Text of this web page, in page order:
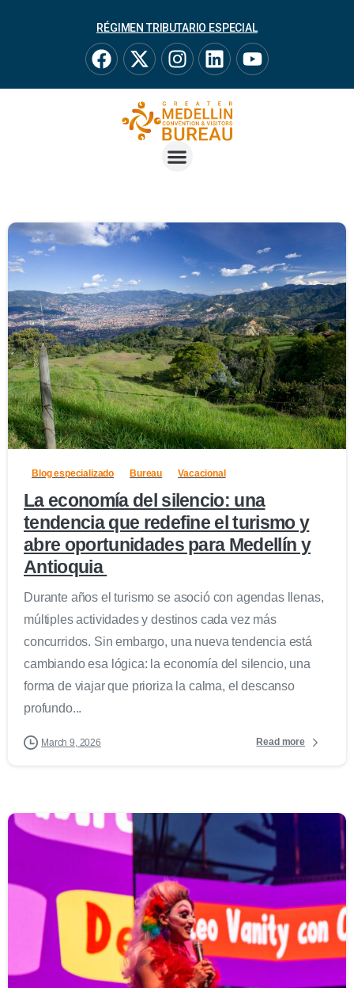
RÉGIMEN TRIBUTARIO ESPECIAL
0
Blog especializado Bureau Vacacional
La economía del silencio: una
tendencia que redefine el turismo y
abre oportunidades para Medellín y
Antioquia
Durante años el turismo se asoció con agendas llenas,
múltiples actividades y destinos cada vez más
concurridos. Sin embargo, una nueva tendencia está
cambiando esa lógica: la economía del silencio, una
forma de viajar que prioriza la calma, el descanso
profundo...
March 9, 2026 Read more